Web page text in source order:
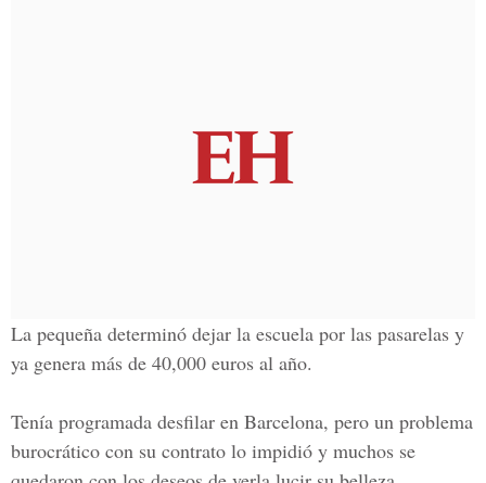
La pequeña determinó dejar la escuela por las pasarelas y
ya genera más de 40,000 euros al año.
Tenía programada desfilar en Barcelona, pero un problema
burocrático con su contrato lo impidió y muchos se